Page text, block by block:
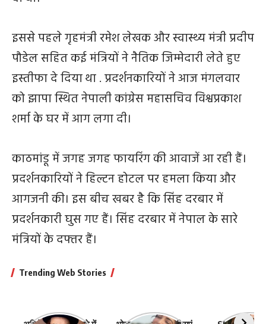
इससे पहले गृहमंत्री रमेश लेखक और स्वास्थ्य मंत्री प्रदीप
पौडेल सहित कई मंत्रियों ने नैतिक जिम्मेदारी लेते हुए
इस्तीफा दे दिया था . प्रदर्शनकारियों ने आज मंगलवार
को झापा स्थित नेपाली कांग्रेस महासचिव विश्वप्रकाश
शर्मा के घर में आग लगा दी।
काठमांडू में जगह जगह फायरिंग की आवाजें आ रही हैं।
प्रदर्शनकारियों ने हिल्टन होटल पर हमला किया और
आगजनी की। इस बीच खबर है कि सिंह दरबार में
प्रदर्शनकारी घुस गए हैं। सिंह दरबार में नेपाल के सारे
मंत्रियों के दफ्तर हैं।
Trending Web Stories